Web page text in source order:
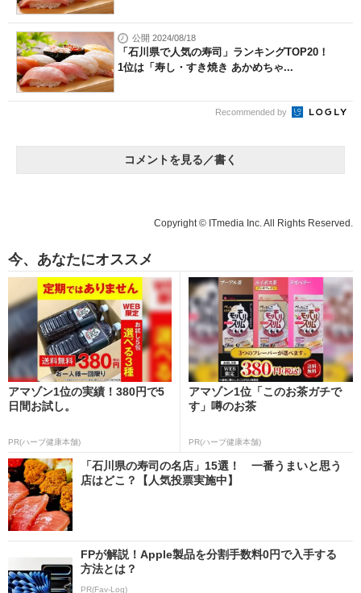
公開 2024/08/18
「石川県で人気の寿司」ランキングTOP20！
1位は「寿し・すき焼き あかめちゃ...
Recommended by
コメントを見る／書く
Copyright © ITmedia Inc. All Rights Reserved.
今、あなたにオススメ
アマゾン1位の実績！380円で5
日間お試し。
PR(ハーブ健康本舗)
アマゾン1位「このお茶ガチで
す」噂のお茶
PR(ハーブ健康本舗)
「石川県の寿司の名店」15選！ 一番うまいと思う
店はどこ？【人気投票実施中】
FPが解説！Apple製品を分割手数料0円で入手する
方法とは？
PR(Fav-Log)